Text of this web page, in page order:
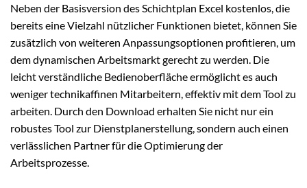
Neben der Basisversion des Schichtplan Excel kostenlos, die
bereits eine Vielzahl nützlicher Funktionen bietet, können Sie
zusätzlich von weiteren Anpassungsoptionen profitieren, um
dem dynamischen Arbeitsmarkt gerecht zu werden. Die
leicht verständliche Bedienoberfläche ermöglicht es auch
weniger technikaffinen Mitarbeitern, effektiv mit dem Tool zu
arbeiten. Durch den Download erhalten Sie nicht nur ein
robustes Tool zur Dienstplanerstellung, sondern auch einen
verlässlichen Partner für die Optimierung der
Arbeitsprozesse.